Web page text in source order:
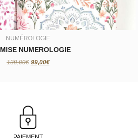
NUMÉROLOGIE
NUMEROLOGIE
139,00€ 99,00€